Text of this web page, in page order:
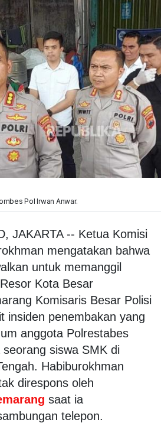
Pol Irwan Anwar.
JAKARTA -- Ketua Komisi
mengatakan bahwa
untuk memanggil
Kota Besar
Komisaris Besar Polisi
insiden penembakan yang
anggota Polrestabes
siswa SMK di
Habiburokhman
direspons oleh
saat ia
telepon.